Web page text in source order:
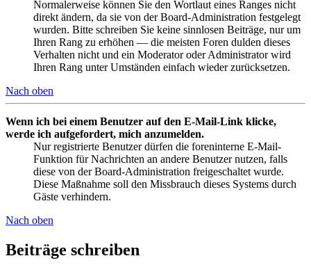
Normalerweise können Sie den Wortlaut eines Ranges nicht
direkt ändern, da sie von der Board-Administration festgelegt
wurden. Bitte schreiben Sie keine sinnlosen Beiträge, nur um
Ihren Rang zu erhöhen — die meisten Foren dulden dieses
Verhalten nicht und ein Moderator oder Administrator wird
Ihren Rang unter Umständen einfach wieder zurücksetzen.
Nach oben
Wenn ich bei einem Benutzer auf den E-Mail-Link klicke,
werde ich aufgefordert, mich anzumelden.
Nur registrierte Benutzer dürfen die foreninterne E-Mail-
Funktion für Nachrichten an andere Benutzer nutzen, falls
diese von der Board-Administration freigeschaltet wurde.
Diese Maßnahme soll den Missbrauch dieses Systems durch
Gäste verhindern.
Nach oben
Beiträge schreiben